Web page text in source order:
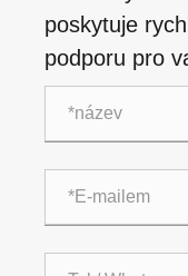
poskytuje
podporu pro